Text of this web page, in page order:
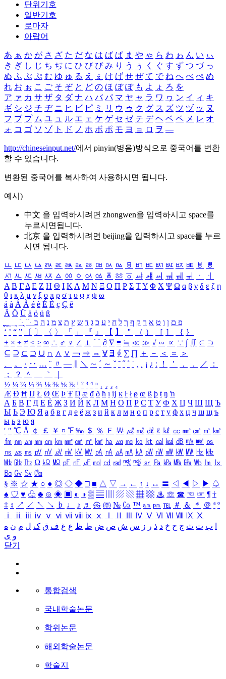
단위기호
일반기호
로마자
아랍어
あ ぁ か が さ ざ た だ な は ば ぱ ま や ゃ ら わ ゎ ん い ぃ
き ぎ し じ ち ぢ に ひ び ぴ み り う ぅ く ぐ す ず つ づ っ
ぬ ふ ぶ ぷ む ゆ ゅ る え ぇ け げ せ ぜ て で ね へ べ ぺ め
れ お ぉ こ ご そ ぞ と ど の ほ ぼ ぽ も よ ょ ろ を
ア ァ カ サ ザ タ ダ ナ ハ バ パ マ ヤ ャ ラ ワ ヮ ン イ ィ キ
ギ シ ジ チ ヂ ニ ヒ ビ ピ ミ リ ウ ゥ ク グ ス ズ ツ ヅ ッ ヌ
フ ブ プ ム ユ ュ ル エ ェ ケ ゲ セ ゼ テ デ ヘ ベ ペ メ レ オ
ォ コ ゴ ソ ゾ ト ド ノ ホ ボ ポ モ ヨ ョ ロ ヲ ―
http://chineseinput.net/에서 pinyin(병음)방식으로 중국어를 변환
할 수 있습니다.
변환된 중국어를 복사하여 사용하시면 됩니다.
예시)
中文 을 입력하시려면 zhongwen을 입력하시고 space를
누르시면됩니다.
北京 을 입력하시려면 beijing을 입력하시고 space를 누르
시면 됩니다.
ㅥ ㅦ ㅧ ㅨ ㅩ ㅪ ㅫ ㅬ ㅭ ㅮ ㅯ ㅰ ㅱ ㅲ ㅳ ㅴ ㅵ ㅶ ㅷ ㅸ
ㅹ
ㅺ ㅻ ㅼ ㅽ ㅾ ㅿ ㆀ ㆁ ㆂ ㆃ ㆄ ㆅ ㆆ ㆇ ㆈ ㆉ ㆊ ㆋ ㆌ ㆍ
ㆎ
Α Β ΓΔ Ε Ζ Η Θ Ι ΚΛ Μ Ν Ξ Ο Π Ρ Σ ΤΥ Φ Χ Ψ Ω α β γ δ ε ζ η
θ ι κ λ μ ν ξ ο π ρ σ τ υ φ χ ψ ω
á à Á À é è É È ç Ç ê
Ä Ö Ü ä ö ü ß
ִֶֹ ֻּ ׁׂ פ ם ן ו ט א ר ק ף ך ל ח י ע כ ג ד ש ץ ת צ מ נ ה ב
‘ ’ “ ” 〔 〕 〈 〉 「 」 『 』 【 】 ＂ （ ） ［ ］ ｛ ｝
± × ÷ ≠ ≤ ≥ ∞ ∴ ♂ ♀ ∠ ⊥ ⌒ ∂ ∇ ≡ ≒ ≪ ≫ √ ∽ ∝ ∵ ∫ ∬ ∈ ∋
⊆ ⊇ ⊂ ⊃ ∪ ∩ ∧ ∨ ￢ ⇒ ⇔ ∀ ∃ ∮ ∑ ∏ ＋ － ＜ ＝
＞
、
。 · ‥ … ¨ 〃 ― ＼ ∼ ´ ～ ˇ ˘ ˝ ˚ ˙ ¸ ¡ ¿ ː ！ ＇ ， ． ／
：
；
？ ＾ ｀
½ ⅓ ⅔ ¼ ¾ ⅛ ⅜ ⅝ ⅞ ¹ ² ³ ⁴ ⁿ ₁ ₂ ₃ ₄
Æ Ð Ħ Ĳ Ł Ø Œ Þ Ŧ Ŋ æ đ ð ħ ı ĳ ĸ ŀ ł ø œ ß þ ŧ ŋ ŉ
А Б В Г Д Е Ё Ж З И Й К Л М Н О П Р С Т У Ф Х Ц Ч Ш Щ Ъ
Ы Ь Э Ю Я а б в г д е ё ж з и й к л м н о п р с т у ф х ц ч ш щ ъ
ы ь э ю я
′ ″ ℃ Å ￠ ￡ ￥ ¤ ℉ ‰ ＄ ％ Ｆ ￦ ㎕ ㎖ ㎗ ℓ ㎘ ㏄ ㎣ ㎤ ㎥ ㎦
㎙ ㎚ ㎛ ㎜ ㎝ ㎞ ㎟ ㎠ ㎡ ㎢ ㏊ ㎍ ㎎ ㎏ ㏏ ㎈ ㎉ ㏈ ㎧ ㎨ ㎰
㎱ ㎲ ㎳ ㎴ ㎵ ㎶ ㎷ ㎸ ㎹ ㎀ ㎁ ㎂ ㎃ ㎄ ㎺ ㎻ ㎽ ㎾ ㎿ ㎐ ㎑
㎒ ㎓ ㎔ Ω ㏀ ㏁ ㎊ ㎋ ㎌ ㏖ ㏅ ㎭ ㎮ ㎯ ㏛ ㎩ ㎪ ㎫ ㎬ ㏝ ㏐
㏓
㏃ ㏉ ㏜ ㏆
§ ※ ☆ ★ ○ ● ◎ ◇ ◆ □ ■ △ ▽ → ← ↑ ↓ ↔ 〓 ◁ ◀ ▷ ▶ ♤
♠ ♡ ♥ ♧ ♣ ⊙ ◈ ▣ ◐ ◑ ▒ ▤ ▨ ▧ ▦ ▩ ♨ ☏ ☎ ☜ ☞ ¶ †
‡ ↕ ↗ ↙ ↖ ↘ ♭ ♩ ♪ ♬ ㉿ ㈜ № ㏇ ™ ㏂ ㏘ ℡ ＃ ＆ ＊ ＠ ª º
ⅰ
ⅱ ⅲ ⅳ ⅴ ⅵ ⅶ ⅷ ⅸ ⅹ Ⅳ Ⅴ Ⅵ Ⅶ Ⅷ Ⅸ Ⅹ
ب ت ث ج ح خ د ذ ر ز س ش ص ض ط ظ ع غ ف ق ک ل م ن ه
و ی
닫기
통합검색
국내학술논문
학위논문
해외학술논문
학술지